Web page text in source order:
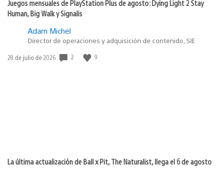
Juegos mensuales de PlayStation Plus de agosto: Dying Light 2 Stay
Human, Big Walk y Signalis
Adam Michel
Director de operaciones y adquisición de contenido, SIE
Fecha
28 de julio de 2026 2 9
La última actualización de Ball x Pit, The Naturalist, llega el 6 de agosto